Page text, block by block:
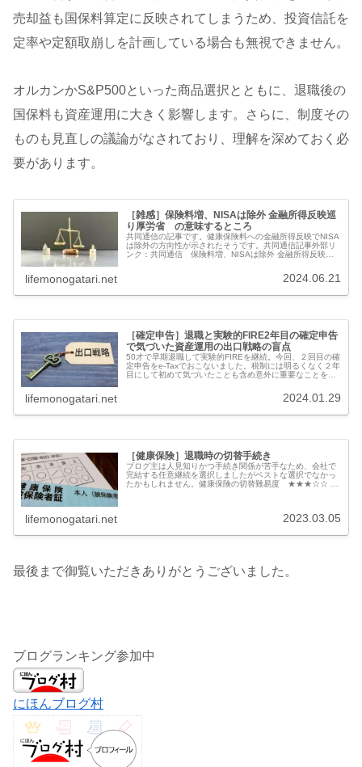
売却益も国保料算定に反映されてしまうため、投資信託を
定率や定額取崩しを計画している場合も無視できません。
オルカンかS&P500といった商品選択とともに、退職後の
国保料も資産運用に大きく影響します。さらに、制度その
ものも見直しの議論がなされており、理解を深めておく必
要があります。
［雑感］保険料増、NISAは除外 金融所得反映巡
り厚労省 の意味するところ
共同通信の記事です。健康保険料への金融所得反映でNISA
は除外の方向性が示されたそうです。共同通信記事外部リ
ンク：共同通信 保険料増、NISAは除外 金融所得反映巡
lifemonogatari.net 2024.06.21
［確定申告］退職と実験的FIRE2年目の確定申告
で気づいた資産運用の出口戦略の盲点
50才で早期退職して実験的FIREを継続。今回、２回目の確
定申告をe-Taxでおこないました。税制には明るくなく２年
目にして初めて気づいたことも含め意外に重要なことを共
lifemonogatari.net 2024.01.29
［健康保険］退職時の切替手続き
ブログ主は人見知りかつ手続き関係が苦手なため、会社で
完結する任意継続を選択しましたがベストな選択でなかっ
たかもしれません。健康保険の切替難易度 ★★★☆☆ 普
lifemonogatari.net 2023.03.05
最後まで御覧いただきありがとうございました。
ブログランキング参加中
にほんブログ村